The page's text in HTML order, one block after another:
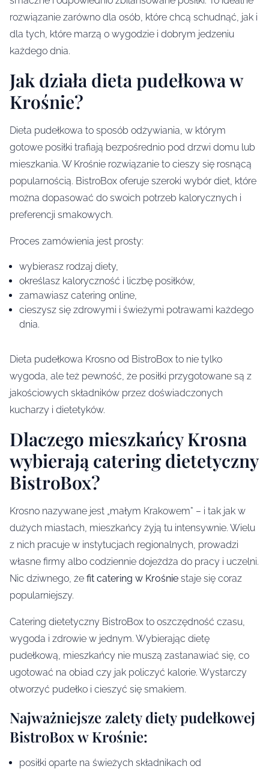
rozwiązanie zarówno dla osób, które chcą schudnąć, jak i
dla tych, które marzą o wygodzie i dobrym jedzeniu
każdego dnia.
Jak działa dieta pudełkowa w
Krośnie?
Dieta pudełkowa to sposób odżywiania, w którym
gotowe posiłki trafiają bezpośrednio pod drzwi domu lub
mieszkania. W Krośnie rozwiązanie to cieszy się rosnącą
popularnością. BistroBox oferuje szeroki wybór diet, które
można dopasować do swoich potrzeb kalorycznych i
preferencji smakowych.
Proces zamówienia jest prosty:
wybierasz rodzaj diety,
określasz kaloryczność i liczbę posiłków,
zamawiasz catering online,
cieszysz się zdrowymi i świeżymi potrawami każdego
dnia.
Dieta pudełkowa Krosno od BistroBox to nie tylko
wygoda, ale też pewność, że posiłki przygotowane są z
jakościowych składników przez doświadczonych
kucharzy i dietetyków.
Dlaczego mieszkańcy Krosna
wybierają catering dietetyczny
BistroBox?
Krosno nazywane jest „małym Krakowem” – i tak jak w
dużych miastach, mieszkańcy żyją tu intensywnie. Wielu
z nich pracuje w instytucjach regionalnych, prowadzi
własne firmy albo codziennie dojeżdża do pracy i uczelni.
Nic dziwnego, że fit catering w Krośnie staje się coraz
popularniejszy.
Catering dietetyczny BistroBox to oszczędność czasu,
wygoda i zdrowie w jednym. Wybierając dietę
pudełkową, mieszkańcy nie muszą zastanawiać się, co
ugotować na obiad czy jak policzyć kalorie. Wystarczy
otworzyć pudełko i cieszyć się smakiem.
Najważniejsze zalety diety pudełkowej
BistroBox w Krośnie:
posiłki oparte na świeżych składnikach od